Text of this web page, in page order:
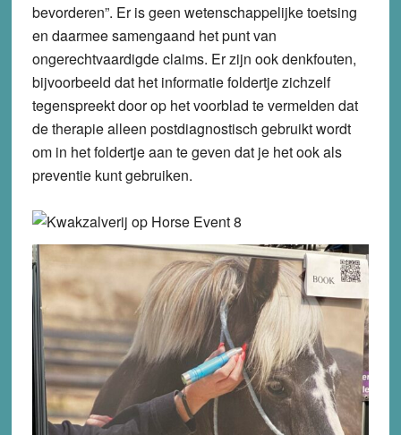
bevorderen”. Er is geen wetenschappelijke toetsing
en daarmee samengaand het punt van
ongerechtvaardigde claims. Er zijn ook denkfouten,
bijvoorbeeld dat het informatie foldertje zichzelf
tegenspreekt door op het voorblad te vermelden dat
de therapie alleen postdiagnostisch gebruikt wordt
om in het foldertje aan te geven dat je het ook als
preventie kunt gebruiken.